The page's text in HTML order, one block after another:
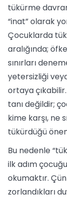
tükürme
“inat” olarak
Çocuklarda
aralığında;
sınırları
yetersizliği
ortaya
tanı değildir;
kime karşı, ne
tükürdüğü
Bu nedenle
ilk adım
okumaktır.
zorlandıkları